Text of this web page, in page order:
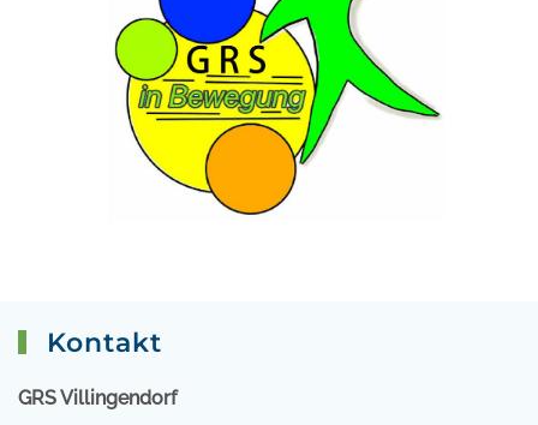
Kontakt
GRS Villingendorf